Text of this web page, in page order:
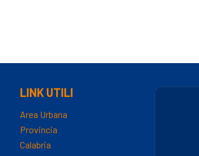
LINK UTILI
Area Urbana
Provincia
Calabria